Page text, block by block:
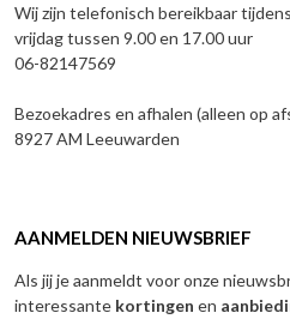
Wij zijn telefonisch bereikbaar
vrijdag tussen 9.00 en 17.00 uur
06-82147569
Bezoekadres en afhalen (alleen op
8927 AM Leeuwarden
AANMELDEN NIEUWSBRIEF
Als jij je aanmeldt voor onze
interessante kortingen en